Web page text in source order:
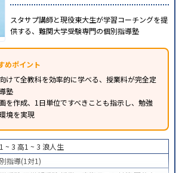
スタサプ講師と現役東大生が学習コーチングを提
供する、難関大学受験専門の個別指導塾
めポイント
けて全教科を効率的に学べる、授業料が完全定
塾
を作成、1日単位ですべきことも指示し、勉強
境を実現
~ 3 高1 ~ 3 浪人生
指導(1対1)